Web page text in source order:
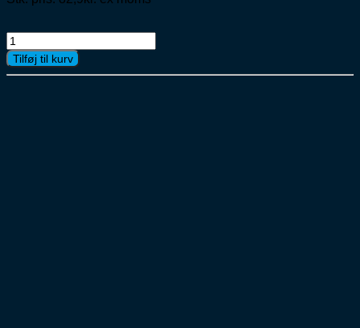
Små
Sure
Jordbær
Tilføj til kurv